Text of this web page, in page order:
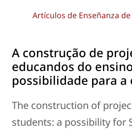
Artículos de Enseñanza de
A construção de
educandos do
possibilidade para a
The construction of
students: a possibility for